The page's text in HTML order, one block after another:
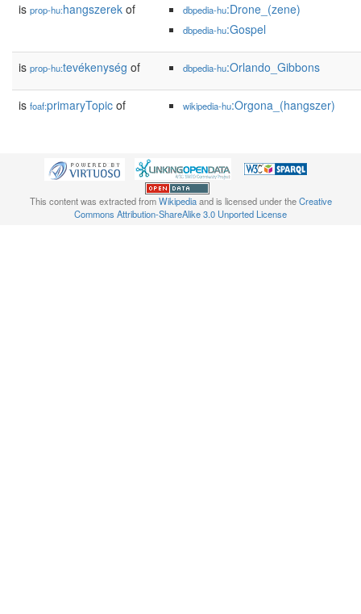
is prop-hu:hangszerek of dbpedia-hu:Drone_(zene)
dbpedia-hu:Gospel
is prop-hu:tevékenység of dbpedia-hu:Orlando_Gibbons
is foaf:primaryTopic of wikipedia-hu:Orgona_(hangszer)
This content was extracted fromWikipediaand is licensed under theCreative
Commons Attribution-ShareAlike 3.0 Unported License